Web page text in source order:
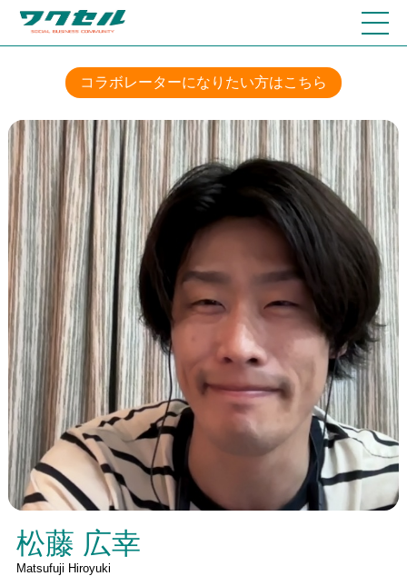
コラボレーターになりたい方はこちら
松藤 広幸
Matsufuji Hiroyuki